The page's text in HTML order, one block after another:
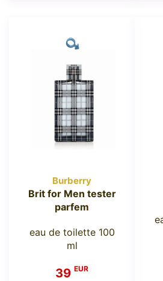
Burberry
Brit for Men tester
parfem
eau de toilette 100
ml
39 EUR